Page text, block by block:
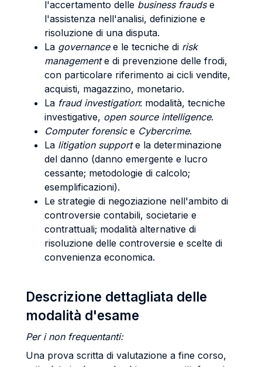
l'accertamento delle business frauds e
l'assistenza nell'analisi, definizione e
risoluzione di una disputa.
La governance e le tecniche di risk
managemente di prevenzione delle frodi,
con particolare riferimento ai cicli vendite,
acquisti, magazzino, monetario.
La fraud investigation: modalità, tecniche
investigative, open source intelligence.
Computer forensice Cybercrime.
La litigation supporte la determinazione
del danno (danno emergente e lucro
cessante; metodologie di calcolo;
esemplificazioni).
Le strategie di negoziazione nell'ambito di
controversie contabili, societarie e
contrattuali; modalità alternative di
risoluzione delle controversie e scelte di
convenienza economica.
Descrizione dettagliata delle
modalità d'esame
Per i non frequentanti:
Una prova scritta di valutazione a fine corso,